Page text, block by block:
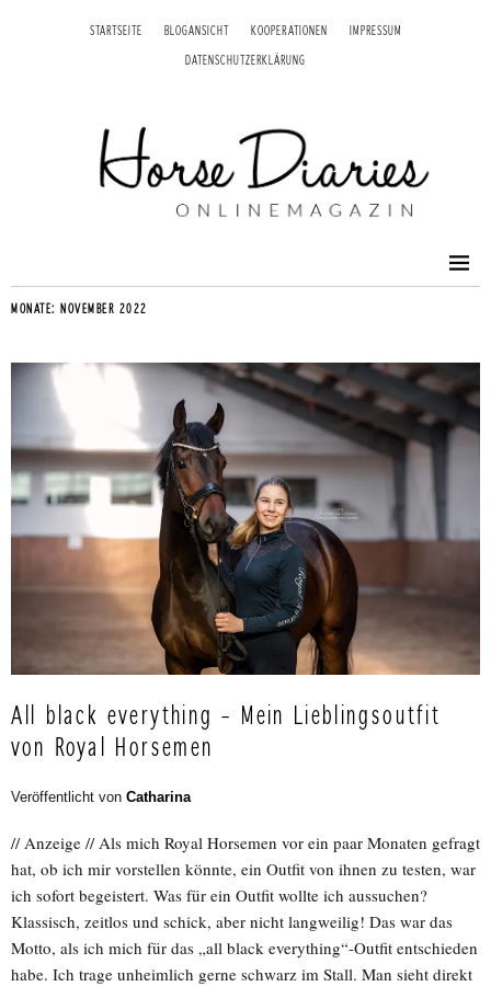
STARTSEITE BLOGANSICHT KOOPERATIONEN IMPRESSUM
DATENSCHUTZERKLÄRUNG
MONATE: NOVEMBER 2022
All black everything – Mein Lieblingsoutfit
von Royal Horsemen
Veröffentlicht von Catharina
// Anzeige // Als mich Royal Horsemen vor ein paar Monaten gefragt
hat, ob ich mir vorstellen könnte, ein Outfit von ihnen zu testen, war
ich sofort begeistert. Was für ein Outfit wollte ich aussuchen?
Klassisch, zeitlos und schick, aber nicht langweilig! Das war das
Motto, als ich mich für das „all black everything“-Outfit entschieden
habe. Ich trage unheimlich gerne schwarz im Stall. Man sieht direkt